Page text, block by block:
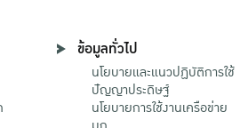
ข้อมูลทั่วไป
นโยบายและแนวปฏิบัติการใช้
ปัญญาประดิษฐ์
นโยบายการใช้งานเครือข่าย